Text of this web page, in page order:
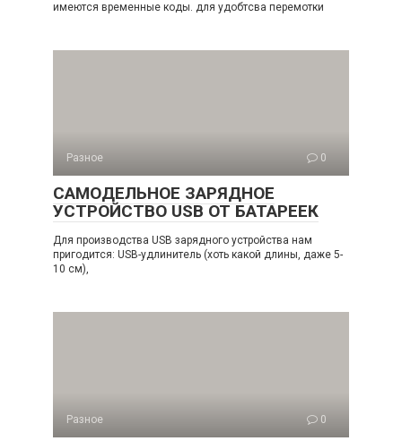
имеются временные коды. для удобтсва перемотки
Разное 0
САМОДЕЛЬНОЕ ЗАРЯДНОЕ
УСТРОЙСТВО USB ОТ БАТАРЕЕК
Для производства USB зарядного устройства нам
пригодится: USB-удлинитель (хоть какой длины, даже 5-
10 см),
Разное 0